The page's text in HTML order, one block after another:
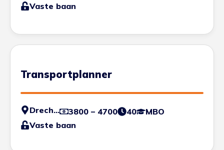
Vaste baan
Transportplanner
Drechtsteden 3800 – 4700 40
MBO
Vaste baan